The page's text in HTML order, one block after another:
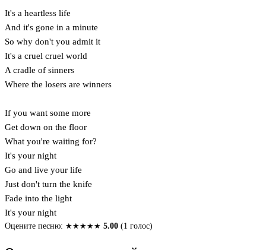
It's a heartless life
And it's gone in a minute
So why don't you admit it
It's a cruel cruel world
A cradle of sinners
Where the losers are winners
If you want some more
Get down on the floor
What you're waiting for?
It's your night
Go and live your life
Just don't turn the knife
Fade into the light
It's your night
Оцените песню: ★★★★★ 5.00 (1 голос)